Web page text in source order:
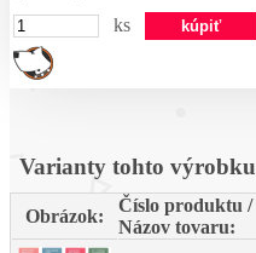
ks
Varianty tohto výrobku
Obrázok:
Číslo produktu /
Názov tovaru: